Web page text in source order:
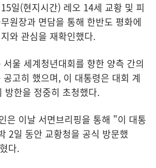
일(현지시간) 레오 14세 교황 및 피
원장과 면담을 통해 한반도 평화에
와 관심을 재확인했다.
울 세계청년대회를 향한 양측 간의
고히 했으며, 이 대통령은 대회 계
방한을 정중히 초청했다.
은 이날 서면브리핑을 통해 "이 대통
2일 동안 교황청을 공식 방문했
다.